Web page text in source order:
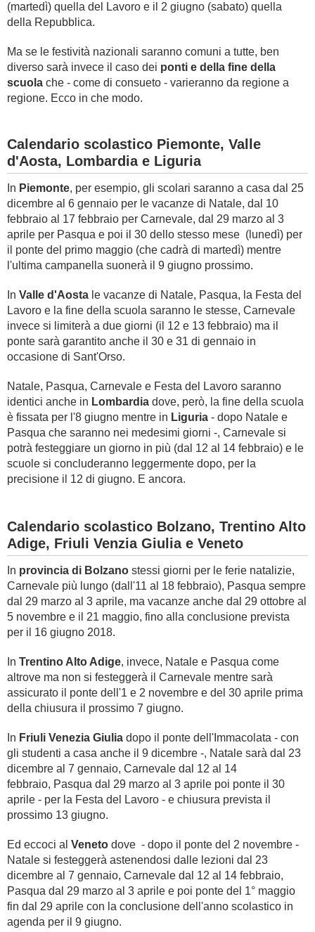
(martedì) quella del Lavoro e il 2 giugno (sabato) quella
della Repubblica.
Ma se le festività nazionali saranno comuni a tutte, ben
diverso sarà invece il caso dei ponti e della fine della
scuola che - come di consueto - varieranno da regione a
regione. Ecco in che modo.
Calendario scolastico Piemonte, Valle
d'Aosta, Lombardia e Liguria
In Piemonte, per esempio, gli scolari saranno a casa dal 25
dicembre al 6 gennaio per le vacanze di Natale, dal 10
febbraio al 17 febbraio per Carnevale, dal 29 marzo al 3
aprile per Pasqua e poi il 30 dello stesso mese (lunedì) per
il ponte del primo maggio (che cadrà di martedì) mentre
l'ultima campanella suonerà il 9 giugno prossimo.
In Valle d'Aosta le vacanze di Natale, Pasqua, la Festa del
Lavoro e la fine della scuola saranno le stesse, Carnevale
invece si limiterà a due giorni (il 12 e 13 febbraio) ma il
ponte sarà garantito anche il 30 e 31 di gennaio in
occasione di Sant'Orso.
Natale, Pasqua, Carnevale e Festa del Lavoro saranno
identici anche in Lombardia dove, però, la fine della scuola
è fissata per l'8 giugno mentre in Liguria - dopo Natale e
Pasqua che saranno nei medesimi giorni -, Carnevale si
potrà festeggiare un giorno in più (dal 12 al 14 febbraio) e le
scuole si concluderanno leggermente dopo, per la
precisione il 12 di giugno. E ancora.
Calendario scolastico Bolzano, Trentino Alto
Adige, Friuli Venzia Giulia e Veneto
In provincia di Bolzano stessi giorni per le ferie natalizie,
Carnevale più lungo (dall'11 al 18 febbraio), Pasqua sempre
dal 29 marzo al 3 aprile, ma vacanze anche dal 29 ottobre al
5 novembre e il 21 maggio, fino alla conclusione prevista
per il 16 giugno 2018.
In Trentino Alto Adige, invece, Natale e Pasqua come
altrove ma non si festeggerà il Carnevale mentre sarà
assicurato il ponte dell'1 e 2 novembre e del 30 aprile prima
della chiusura il prossimo 7 giugno.
In Friuli Venezia Giulia dopo il ponte dell'Immacolata - con
gli studenti a casa anche il 9 dicembre -, Natale sarà dal 23
dicembre al 7 gennaio, Carnevale dal 12 al 14
febbraio, Pasqua dal 29 marzo al 3 aprile poi ponte il 30
aprile - per la Festa del Lavoro - e chiusura prevista il
prossimo 13 giugno.
Ed eccoci al Veneto dove - dopo il ponte del 2 novembre -
Natale si festeggerà astenendosi dalle lezioni dal 23
dicembre al 7 gennaio, Carnevale dal 12 al 14 febbraio,
Pasqua dal 29 marzo al 3 aprile e poi ponte del 1° maggio
fin dal 29 aprile con la conclusione dell'anno scolastico in
agenda per il 9 giugno.